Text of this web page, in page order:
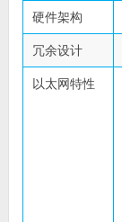
硬件架构
冗余设计
以太网特性